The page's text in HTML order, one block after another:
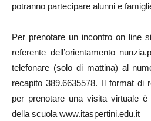
potranno partecipare alunni e
Per prenotare un incontro on line
referente dell’orientamento
telefonare (solo di mattina) al
recapito 389.6635578. Il format di
per prenotare una visita virtuale
della scuola www.itaspertini.edu.it